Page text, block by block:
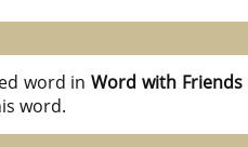
word inWord with Friends
word.